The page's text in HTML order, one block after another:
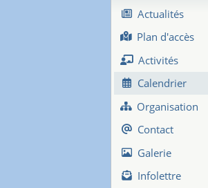
Actualités
Plan d'accès
Activités
Calendrier
Organisation
Contact
Galerie
Infolettre